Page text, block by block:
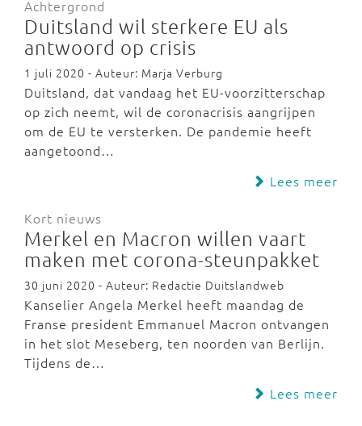
Achtergrond
Duitsland wil sterkere EU als
antwoord op crisis
1 juli 2020 - Auteur: Marja Verburg
Duitsland, dat vandaag het EU-voorzitterschap
op zich neemt, wil de coronacrisis aangrijpen
om de EU te versterken. De pandemie heeft
aangetoond…
Lees meer
Kort nieuws
Merkel en Macron willen vaart
maken met corona-steunpakket
30 juni 2020 - Auteur: Redactie Duitslandweb
Kanselier Angela Merkel heeft maandag de
Franse president Emmanuel Macron ontvangen
in het slot Meseberg, ten noorden van Berlijn.
Tijdens de…
Lees meer